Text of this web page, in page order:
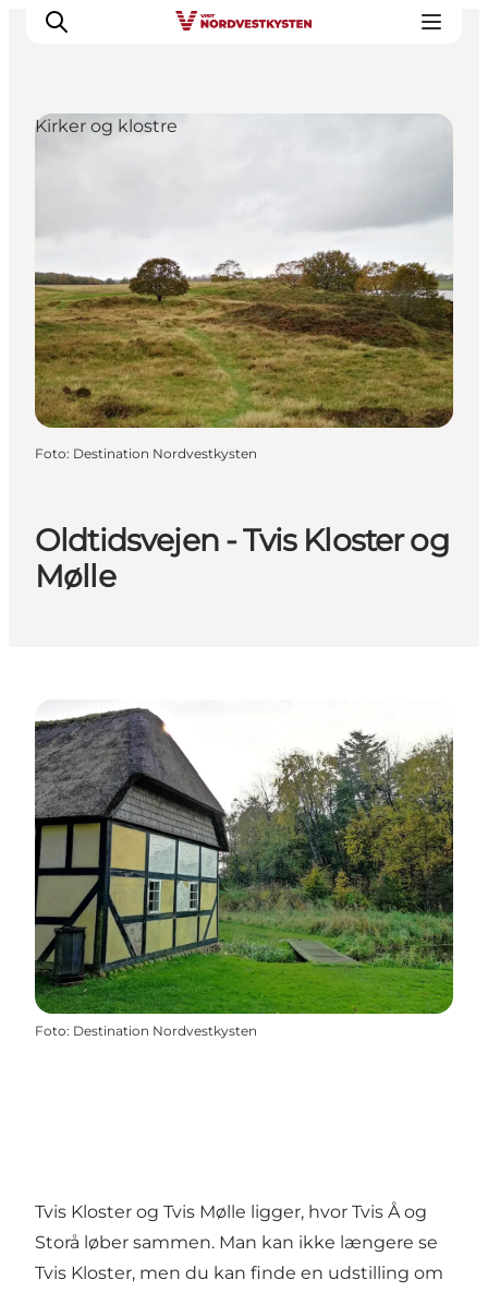
Events
Overnatning
Planlæg din ferie
Oldtidsvejen - Tvis Kloster og
Mølle
Kirker og klostre
Foto: Destination Nordvestkysten
Foto: Destination Nordvestkysten
Tvis Kloster og Tvis Mølle ligger, hvor Tvis Å og
Storå løber sammen. Man kan ikke længere se
Tvis Kloster, men du kan finde en udstilling om